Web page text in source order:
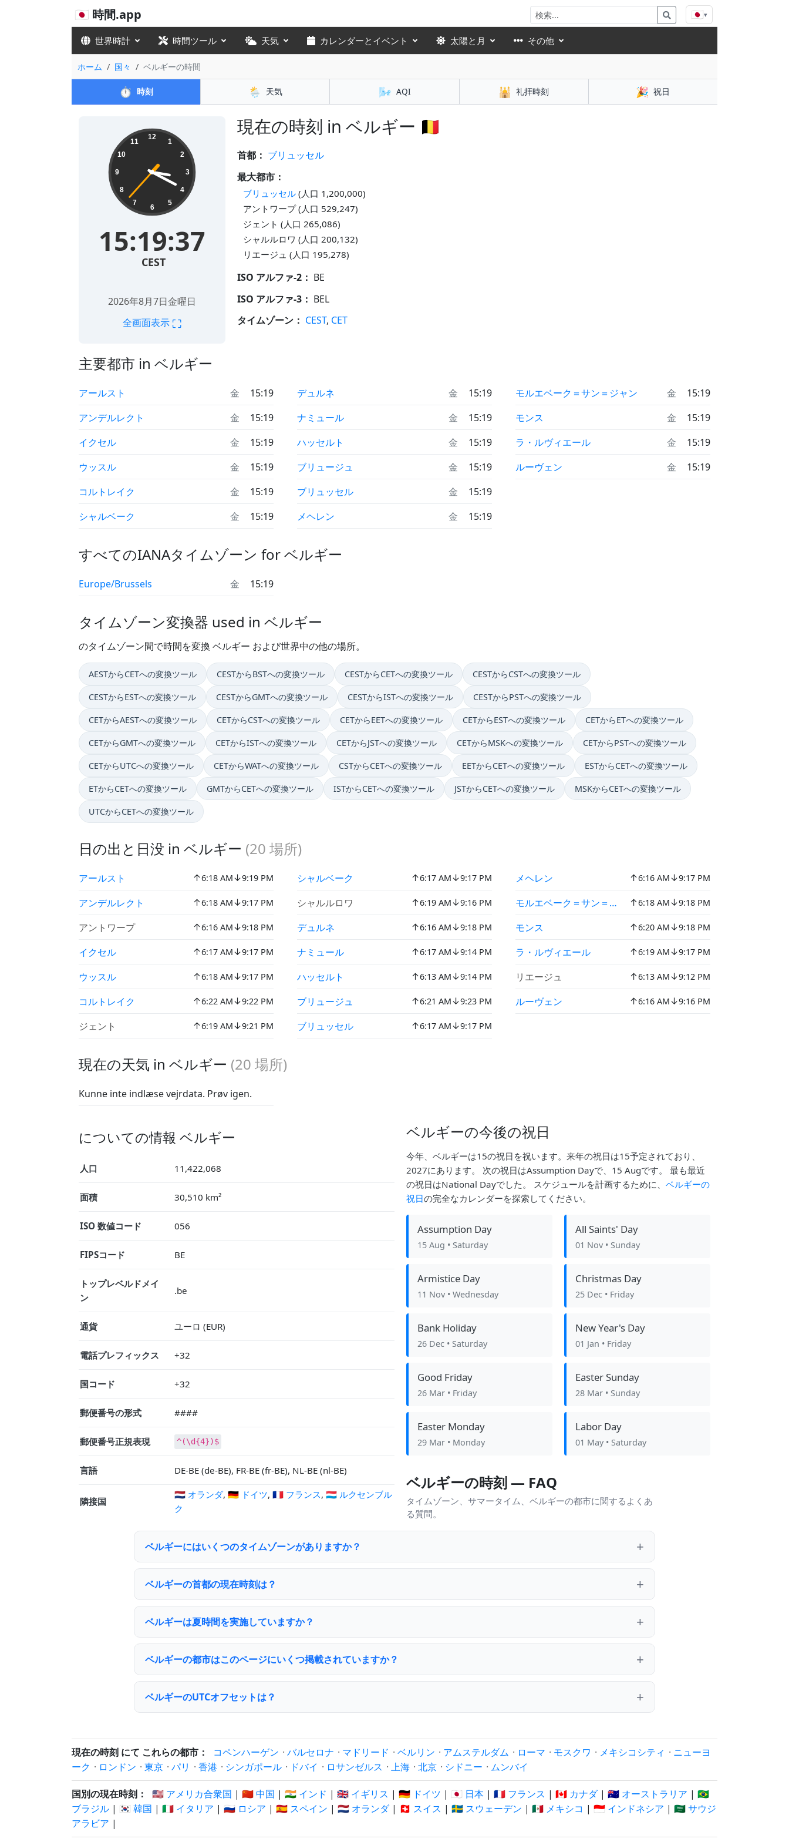
🇯🇵 時間.app 🇯🇵▾
世界時計 時間ツール 天気 カレンダーとイベント 太陽と月 その他
ホーム 国々 ベルギーの時間
⏱️ 時刻 🌦️ 天気 🌬️ AQI 🕌 礼拝時刻 🎉 祝日
現在の時刻 in ベルギー 🇧🇪
12
1
2
3
4
5
6
7
8
9
10
11
15:19:38
CEST
2026年8月7日金曜日
全画面表示 ⛶
首都： ブリュッセル
最大都市：
ブリュッセル (人口 1,200,000)
アントワープ (人口 529,247)
ジェント (人口 265,086)
シャルルロワ (人口 200,132)
リエージュ (人口 195,278)
ISO アルファ-2： BE
ISO アルファ-3： BEL
タイムゾーン： CEST, CET
主要都市 in ベルギー
アールスト 金
15:19
アンデルレクト
金
15:19
イクセル
金
15:19
ウッスル
金
15:19
コルトレイク
金
15:19
シャルベーク
金 15:19
デュルネ 金
15:19
ナミュール
金
15:19
ハッセルト
金
15:19
ブリュージュ
金
15:19
ブリュッセル
金
15:19
メヘレン
金 15:19
モルエベーク＝サン＝ジャン 金
15:19
モンス
金
15:19
ラ・ルヴィエール
金
15:19
ルーヴェン
金 15:19
すべてのIANAタイムゾーン for ベルギー
Europe/Brussels 金 15:19
タイムゾーン変換器 used in ベルギー
のタイムゾーン間で時間を変換 ベルギー および世界中の他の場所。
AESTからCETへの変換ツール CESTからBSTへの変換ツール CESTからCETへの変換ツール CESTからCSTへの変換ツール
CESTからESTへの変換ツール CESTからGMTへの変換ツール CESTからISTへの変換ツール CESTからPSTへの変換ツール
CETからAESTへの変換ツール CETからCSTへの変換ツール CETからEETへの変換ツール CETからESTへの変換ツール CETからETへの変換ツール
CETからGMTへの変換ツール CETからISTへの変換ツール CETからJSTへの変換ツール CETからMSKへの変換ツール CETからPSTへの変換ツール
CETからUTCへの変換ツール CETからWATへの変換ツール CSTからCETへの変換ツール EETからCETへの変換ツール ESTからCETへの変換ツール
ETからCETへの変換ツール GMTからCETへの変換ツール ISTからCETへの変換ツール JSTからCETへの変換ツール MSKからCETへの変換ツール
UTCからCETへの変換ツール
日の出と日没 in ベルギー (20 場所)
アールスト ↑6:18 AM↓9:19 PM
アンデルレクト ↑6:18 AM↓9:17 PM
アントワープ ↑6:16 AM↓9:18 PM
イクセル ↑6:17 AM↓9:17 PM
ウッスル ↑6:18 AM↓9:17 PM
コルトレイク ↑6:22 AM↓9:22 PM
ジェント ↑6:19 AM↓9:21 PM
シャルベーク ↑6:17 AM↓9:17 PM
シャルルロワ ↑6:19 AM↓9:16 PM
デュルネ ↑6:16 AM↓9:18 PM
ナミュール ↑6:17 AM↓9:14 PM
ハッセルト ↑6:13 AM↓9:14 PM
ブリュージュ ↑6:21 AM↓9:23 PM
ブリュッセル ↑6:17 AM↓9:17 PM
メヘレン ↑6:16 AM↓9:17 PM
モルエベーク＝サン＝ジャン
↑6:18 AM↓9:18 PM
モンス ↑6:20 AM↓9:18 PM
ラ・ルヴィエール ↑6:19 AM↓9:17 PM
リエージュ ↑6:13 AM↓9:12 PM
ルーヴェン ↑6:16 AM↓9:16 PM
現在の天気 in ベルギー (20 場所)
Kunne inte indlæse vejrdata. Prøv igen.
についての情報 ベルギー
人口 11,422,068
面積 30,510 km²
ISO 数値コード 056
FIPSコード BE
トップレベルドメイ
ン
.be
通貨 ユーロ (EUR)
電話プレフィックス +32
国コード +32
郵便番号の形式 ####
郵便番号正規表現 ^(\d{4})$
言語 DE-BE (de-BE), FR-BE (fr-BE), NL-BE (nl-BE)
隣接国
🇳🇱 オランダ, 🇩🇪 ドイツ, 🇫🇷 フランス, 🇱🇺 ルクセンブル
ク
ベルギーの今後の祝日
今年、ベルギーは15の祝日を祝います。来年の祝日は15予定されており、
2027にあります。 次の祝日はAssumption Dayで、15 Augです。 最も最近
の祝日はNational Dayでした。 スケジュールを計画するために、 ベルギーの
祝日の完全なカレンダーを探索してください。
Assumption Day
15 Aug • Saturday
All Saints' Day
01 Nov • Sunday
Armistice Day
11 Nov • Wednesday
Christmas Day
25 Dec • Friday
Bank Holiday
26 Dec • Saturday
New Year's Day
01 Jan • Friday
Good Friday
26 Mar • Friday
Easter Sunday
28 Mar • Sunday
Easter Monday
29 Mar • Monday
Labor Day
01 May • Saturday
ベルギーの時刻 — FAQ
タイムゾーン、サマータイム、ベルギーの都市に関するよくあ
る質問。
ベルギーにはいくつのタイムゾーンがありますか？
ベルギーの首都の現在時刻は？
ベルギーは夏時間を実施していますか？
ベルギーの都市はこのページにいくつ掲載されていますか？
ベルギーのUTCオフセットは？
現在の時刻 にて これらの都市： コペンハーゲン · バルセロナ · マドリード · ベルリン · アムステルダム · ローマ · モスクワ · メキシコシティ · ニューヨ
ーク · ロンドン · 東京 · パリ · 香港 · シンガポール · ドバイ · ロサンゼルス · 上海 · 北京 · シドニー · ムンバイ
国別の現在時刻： 🇺🇸 アメリカ合衆国 | 🇨🇳 中国 | 🇮🇳 インド | 🇬🇧 イギリス | 🇩🇪 ドイツ | 🇯🇵 日本 | 🇫🇷 フランス | 🇨🇦 カナダ| 🇦🇺 オーストラリア | 🇧🇷
ブラジル | 🇰🇷 韓国 | 🇮🇹 イタリア | 🇷🇺 ロシア | 🇪🇸 スペイン | 🇳🇱 オランダ| 🇨🇭 スイス | 🇸🇪 スウェーデン | 🇲🇽 メキシコ | 🇮🇩 インドネシア | 🇸🇦 サウジ
アラビア |